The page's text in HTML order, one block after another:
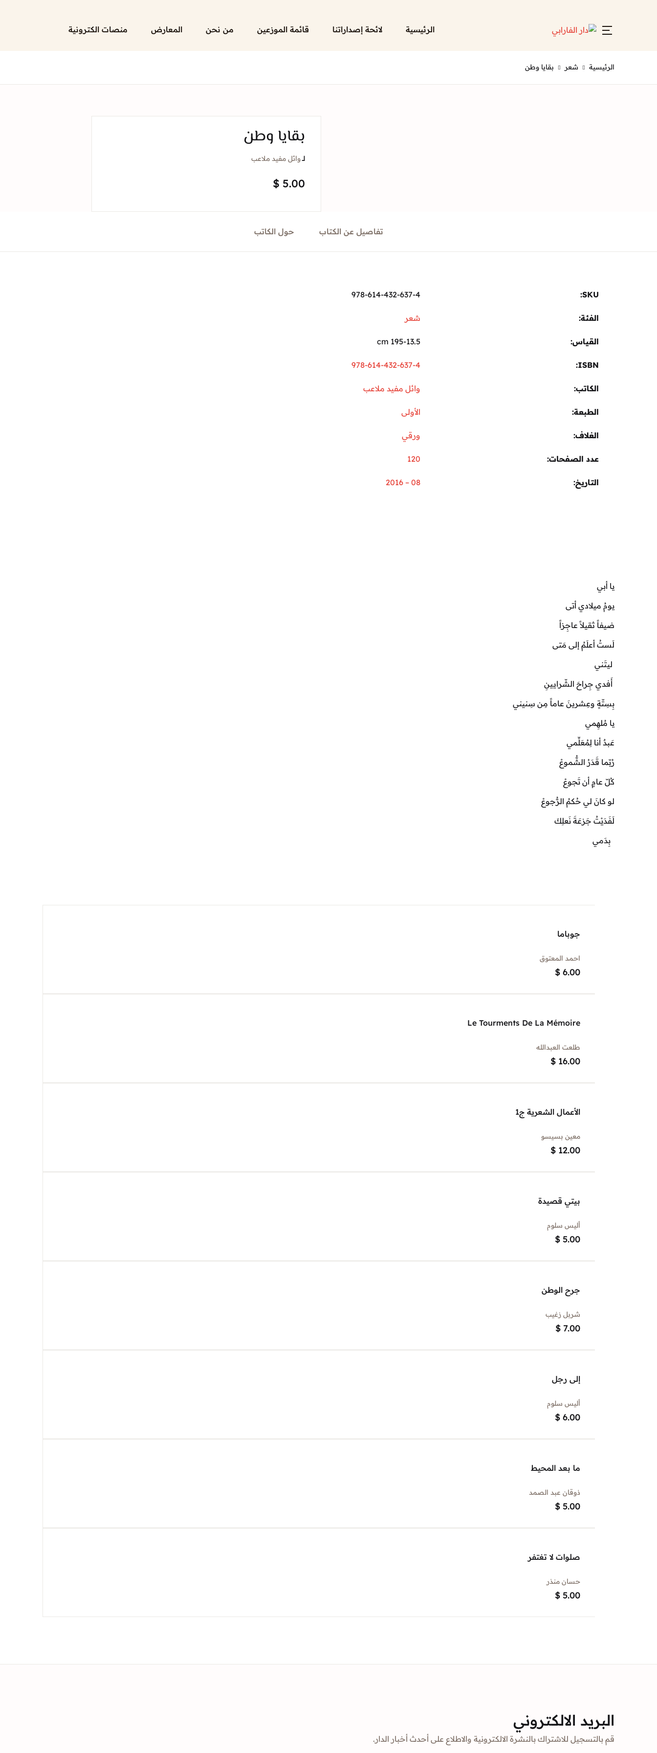
الرئيسية لائحة إصداراتنا قائمة الموزعين من نحن المعارض منصات الكترونية
لائحة إصداراتنا
الرئيسية شعر بقايا وطن
بقايا وطن
لــوائل مفيد ملاعب
$ 5.00
تفاصيل عن الكتاب حول الكاتب
SKU:
978-614-432-637-4
الفئة: شعر
القياس 195-13.5 cm
ISBN
978-614-432-637-4
الكاتب وائل مفيد ملاعب
الطبعة الأولى
الغلاف ورقي
عدد الصفحات 120
التاريخ 08 – 2016
يا أبي
يومُ ميلادي أتى
ضيفاً ثقيلاً عاجِزاً
لَستُ أعلَمُ إلى مَتى
ليتَني
أَفدي جِراحَ الشّرايينِ
بِسِتّةٍ وعِشرينَ عاماً مِن سِنيني
يا مُلهِمي
عَبدٌ أنا لِمُعَلِّمي
رُبّما قَدَرُ الشُّموعْ
كُلّ عامٍ أن تَجوعْ
لو كانَ لي حُكمُ الرُّجوعْ
لَفَدَيْتُ جَزعَةَ نَعلِكَ
بِدَمي
جوباما
احمد المعتوق
$ 6.00
Le Tourments De La Mémoire
طلعت العبدالله
$ 16.00
الأعمال الشعرية ج1
معين بسيسو
$ 12.00
بيتي قصيدة
أليس سلوم
$ 5.00
جرح الوطن
شربل زغيب
$ 7.00
إلى رجل
أليس سلوم
$ 6.00
ما بعد المحيط
ذوقان عبد الصمد
$ 5.00
صلوات لا تغتفر
حسان منذر
$ 5.00
البريد الالكتروني
قم بالتسجيل للاشتراك بالنشرة الالكترونية والاطلاع على أحدث أخبار الدار.